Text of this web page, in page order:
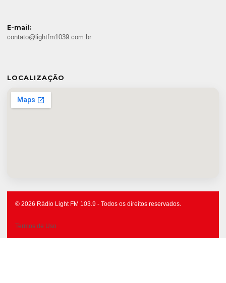
E-mail:
contato@lightfm1039.com.br
LOCALIZAÇÃO
© 2026 Rádio Light FM 103.9 - Todos os direitos reservados.
Termos de Uso